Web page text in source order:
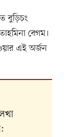
বুড়িচং
বেগম।
এই অর্জন